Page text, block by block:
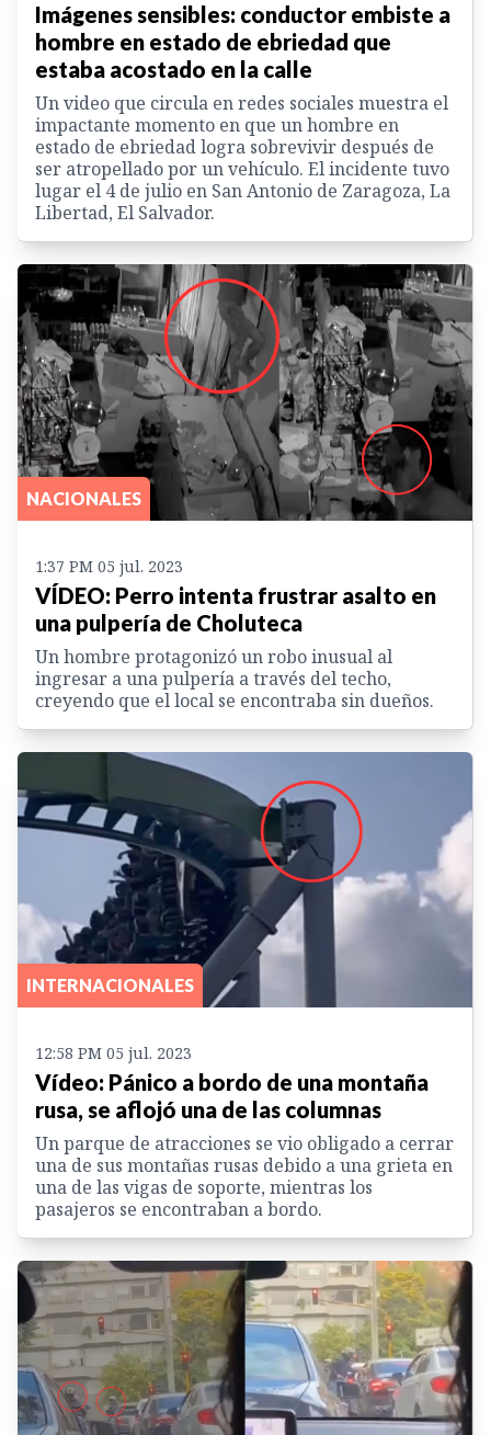
Imágenes sensibles: conductor embiste a
hombre en estado de ebriedad que
estaba acostado en la calle
Un video que circula en redes sociales muestra el
impactante momento en que un hombre en
estado de ebriedad logra sobrevivir después de
ser atropellado por un vehículo. El incidente tuvo
lugar el 4 de julio en San Antonio de Zaragoza, La
Libertad, El Salvador.
NACIONALES
1:37 PM 05 jul. 2023
VÍDEO: Perro intenta frustrar asalto en
una pulpería de Choluteca
Un hombre protagonizó un robo inusual al
ingresar a una pulpería a través del techo,
creyendo que el local se encontraba sin dueños.
INTERNACIONALES
12:58 PM 05 jul. 2023
Vídeo: Pánico a bordo de una montaña
rusa, se aflojó una de las columnas
Un parque de atracciones se vio obligado a cerrar
una de sus montañas rusas debido a una grieta en
una de las vigas de soporte, mientras los
pasajeros se encontraban a bordo.